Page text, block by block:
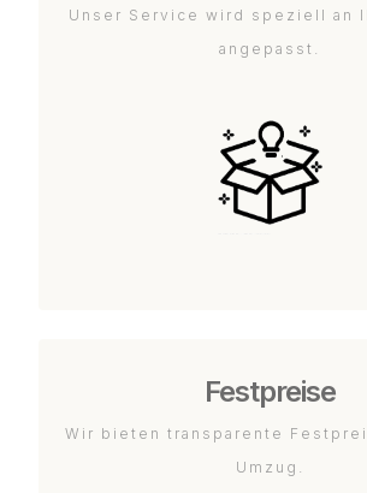
Unser Service wird speziell an
angepasst.
Festpreise
Wir bieten transparente
Umzug.